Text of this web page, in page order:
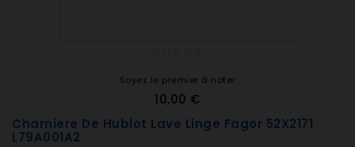
Soyez le premier à noter
10,00 €
Charniere De Hublot Lave Linge Fagor 52X2171
L79A001A2